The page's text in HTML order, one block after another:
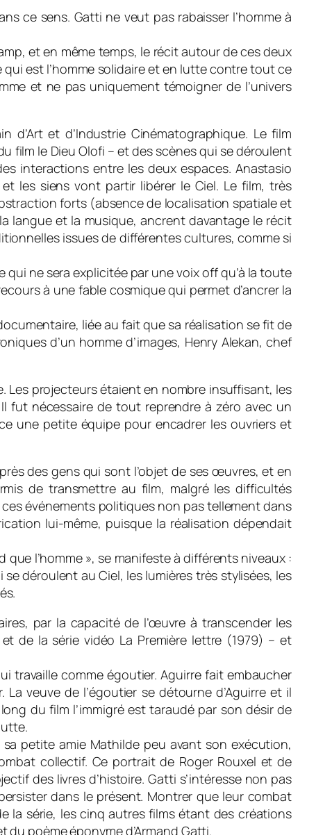
ce sens. Gatti ne veut pas rabaisser l’homme à
et en même temps, le récit autour de ces deux
est l’homme solidaire et en lutte contre tout ce
et ne pas uniquement témoigner de l’univers
d’Art et d’Industrie Cinématographique. Le film
film le Dieu Olofi – et des scènes qui se déroulent
interactions entre les deux espaces. Anastasio
les siens vont partir libérer le Ciel. Le film, très
forts (absence de localisation spatiale et
langue et la musique, ancrent davantage le récit
issues de différentes cultures, comme si
ne sera explicitée par une voix off qu’à la toute
à une fable cosmique qui permet d’ancrer la
liée au fait que sa réalisation se fit de
d’un homme d’images, Henry Alekan, chef
Les projecteurs étaient en nombre insuffisant, les
fut nécessaire de tout reprendre à zéro avec un
une petite équipe pour encadrer les ouvriers et
des gens qui sont l’objet de ses œuvres, et en
de transmettre au film, malgré les difficultés
événements politiques non pas tellement dans
lui-même, puisque la réalisation dépendait
l’homme », se manifeste à différents niveaux :
déroulent au Ciel, les lumières très stylisées, les
par la capacité de l’œuvre à transcender les
de la série vidéo La Première lettre (1979) – et
travaille comme égoutier. Aguirre fait embaucher
veuve de l’égoutier se détourne d’Aguirre et il
du film l’immigré est taraudé par son désir de
petite amie Mathilde peu avant son exécution,
collectif. Ce portrait de Roger Rouxel et de
des livres d’histoire. Gatti s’intéresse non pas
dans le présent. Montrer que leur combat
la série, les cinq autres films étant des créations
du poème éponyme d’Armand Gatti.